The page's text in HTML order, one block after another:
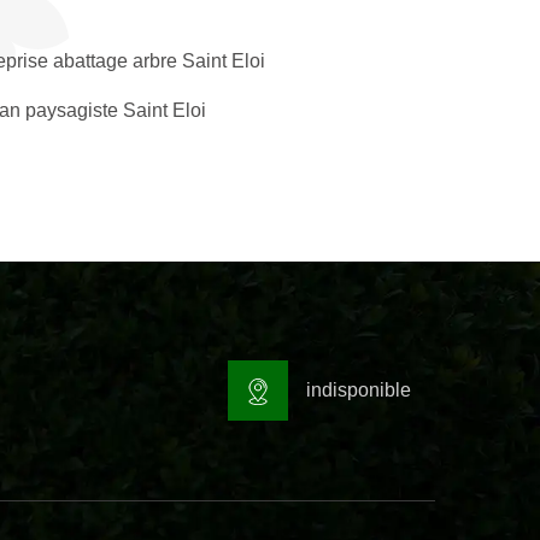
abattage arbre Saint Eloi
paysagiste Saint Eloi
indisponible